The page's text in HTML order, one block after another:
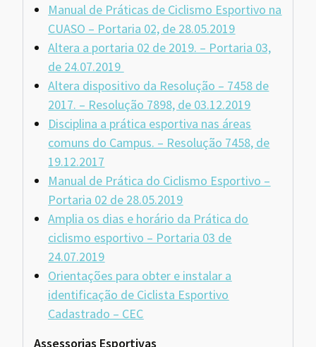
Manual de Práticas de Ciclismo Esportivo na
CUASO – Portaria 02, de 28.05.2019
Altera a portaria 02 de 2019. – Portaria 03,
de 24.07.2019
Altera dispositivo da Resolução – 7458 de
2017. – Resolução 7898, de 03.12.2019
Disciplina a prática esportiva nas áreas
comuns do Campus. – Resolução 7458, de
19.12.2017
Manual de Prática do Ciclismo Esportivo –
Portaria 02 de 28.05.2019
Amplia os dias e horário da Prática do
ciclismo esportivo – Portaria 03 de
24.07.2019
Orientações para obter e instalar a
identificação de Ciclista Esportivo
Cadastrado – CEC
Assessorias Esportivas